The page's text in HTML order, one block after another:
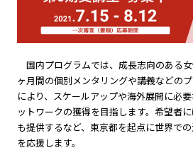
国内プログラムでは、成長志向のある
ヶ月間の個別メンタリングや講義などの
により、スケールアップや海外展開に必
ットワークの獲得を目指します。希望者
も提供するなど、東京都を起点に世界で
を応援します。